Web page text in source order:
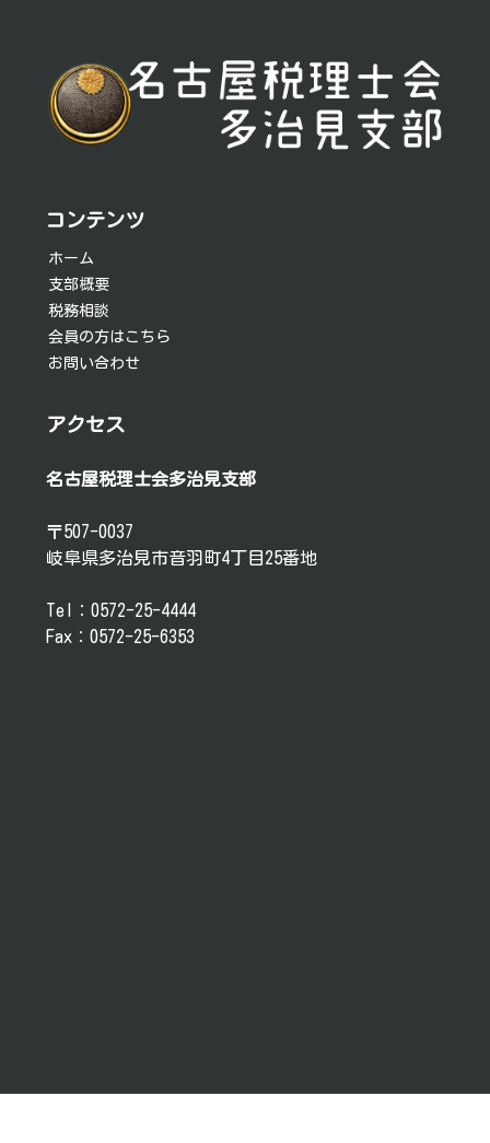
コンテンツ
ホーム
支部概要
税務相談
会員の方はこちら
お問い合わせ
アクセス
名古屋税理士会多治見支部
〒507-0037
岐阜県多治見市音羽町4丁目25番地
Tel：0572-25-4444
Fax：0572-25-6353